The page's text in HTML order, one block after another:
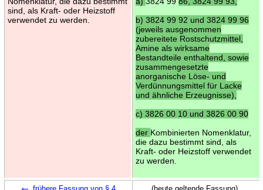
sind, als Kraft- oder Heizstoff
verwendet zu werden.
b) 3824 99 92 und 3824 99 96
(jeweils ausgenommen
zubereitete Rostschutzmittel,
Amine als wirksame
Bestandteile enthaltend, sowie
zusammengesetzte
anorganische Löse- und
Verdünnungsmittel für Lacke
und ähnliche Erzeugnisse),
c) 3826 00 10 und 3826 00 90
der Kombinierten Nomenklatur,
die dazu bestimmt sind, als
Kraft- oder Heizstoff verwendet
zu werden.
←